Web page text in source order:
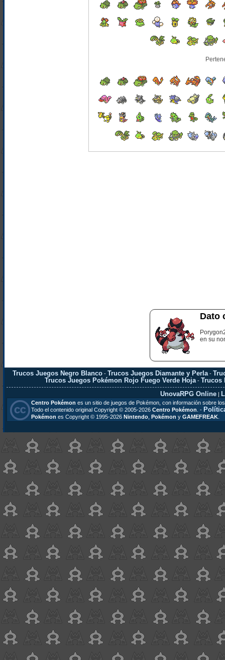
Dato
en su
Trucos Juegos Negro Blanco -Trucos Juegos Diamante y Perla -
Trucos Juegos Pokémon Rojo Fuego Verde Hoja -Trucos
UnovaRPG Online |
Centro Pokémon es un sitio de juegos de Pokémon, con información sobre
Todo el contenido original Copyright © 2005-2026 Centro Pokémon . -
Pokémon es Copyright © 1995-2026 Nintendo, Pokémon y GAMEFREAK.